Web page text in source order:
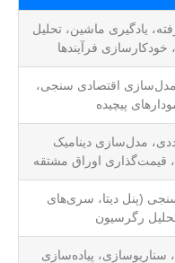
یادگیری ماشین، تحلیل
فرآیندها
اقتصادی سنجی،
پیچیده
مدل‌سازی دینامیک
قیمت‌گذاری اوراق مشتقه
(پنل دیتا، سری‌های
رگرسیون
سناریوسازی، پیاده‌سازی